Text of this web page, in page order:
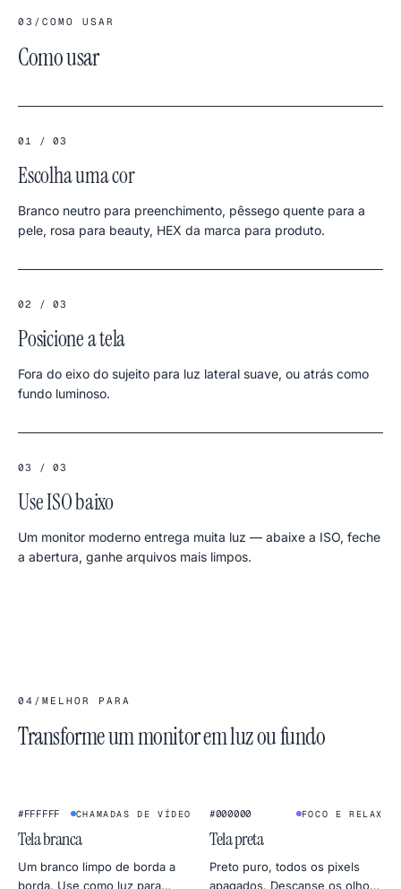
03 / COMO USAR
Como usar
01 / 03
Escolha uma cor
Branco neutro para preenchimento, pêssego quente para a
pele, rosa para beauty, HEX da marca para produto.
02 / 03
Posicione a tela
Fora do eixo do sujeito para luz lateral suave, ou atrás como
fundo luminoso.
03 / 03
Use ISO baixo
Um monitor moderno entrega muita luz — abaixe a ISO, feche
a abertura, ganhe arquivos mais limpos.
04 / MELHOR PARA
Transforme um monitor em luz ou fundo
★
#FFFFFF CHAMADAS DE VÍDEO
Tela branca
Um branco limpo de borda a
borda. Use como luz para
★
#000000 FOCO E RELAX
Tela preta
Preto puro, todos os pixels
apagados. Descanse os olhos,